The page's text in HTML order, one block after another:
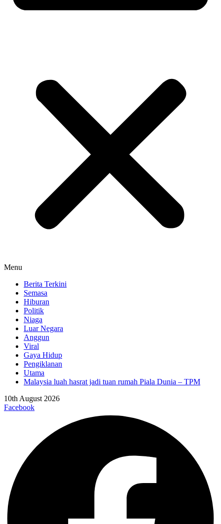
Menu
Berita Terkini
Semasa
Hiburan
Politik
Niaga
Luar Negara
Anggun
Viral
Gaya Hidup
Pengiklanan
Utama
Malaysia luah hasrat jadi tuan rumah Piala Dunia – TPM
10th August 2026
Facebook